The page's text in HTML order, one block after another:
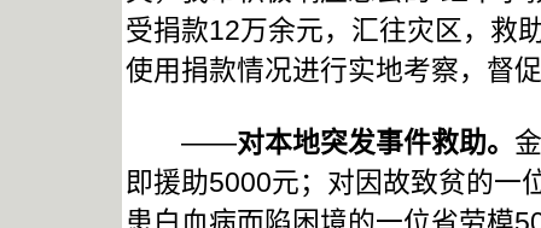
受捐款12万余元，汇往灾区，救
使用捐款情况进行实地考察，督
——对本地突发事件救助。
即援助5000元；对因故致贫的一